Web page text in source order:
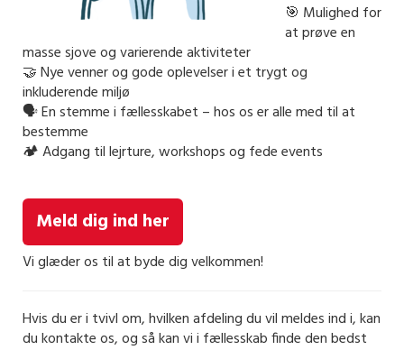
🎯 Mulighed for
at prøve en
masse sjove og varierende aktiviteter
🤝 Nye venner og gode oplevelser i et trygt og
inkluderende miljø
🗣️ En stemme i fællesskabet – hos os er alle med til at
bestemme
🏕️ Adgang til lejrture, workshops og fede events
Meld dig ind her
Vi glæder os til at byde dig velkommen!
Hvis du er i tvivl om, hvilken afdeling du vil meldes ind i, kan
du kontakte os, og så kan vi i fællesskab finde den bedst